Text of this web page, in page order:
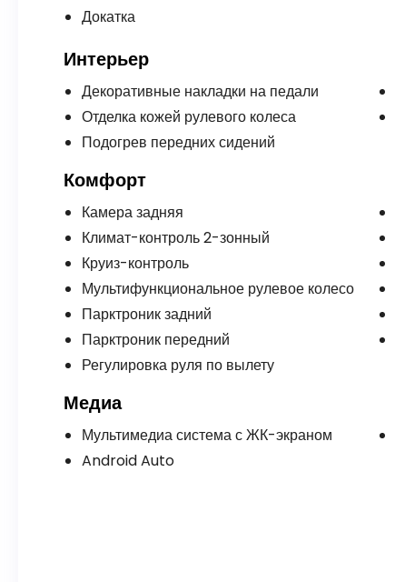
Докатка
Интерьер
Декоративные накладки на педали
Отделка кожей рулевого колеса
Подогрев передних сидений
Комфорт
Камера задняя
Климат-контроль 2-зонный
Круиз-контроль
Мультифункциональное рулевое колесо
Парктроник задний
Парктроник передний
Регулировка руля по вылету
Медиа
Мультимедиа система с ЖК-экраном
Android Auto